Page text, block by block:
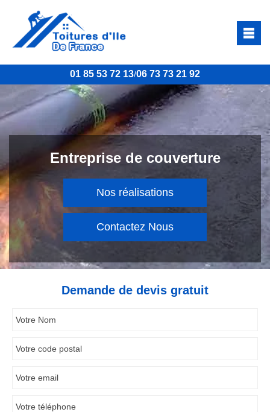
01 85 53 72 13/06 73 73 21 92
Entreprise de couverture
Nos réalisations
Contactez Nous
Demande de devis gratuit